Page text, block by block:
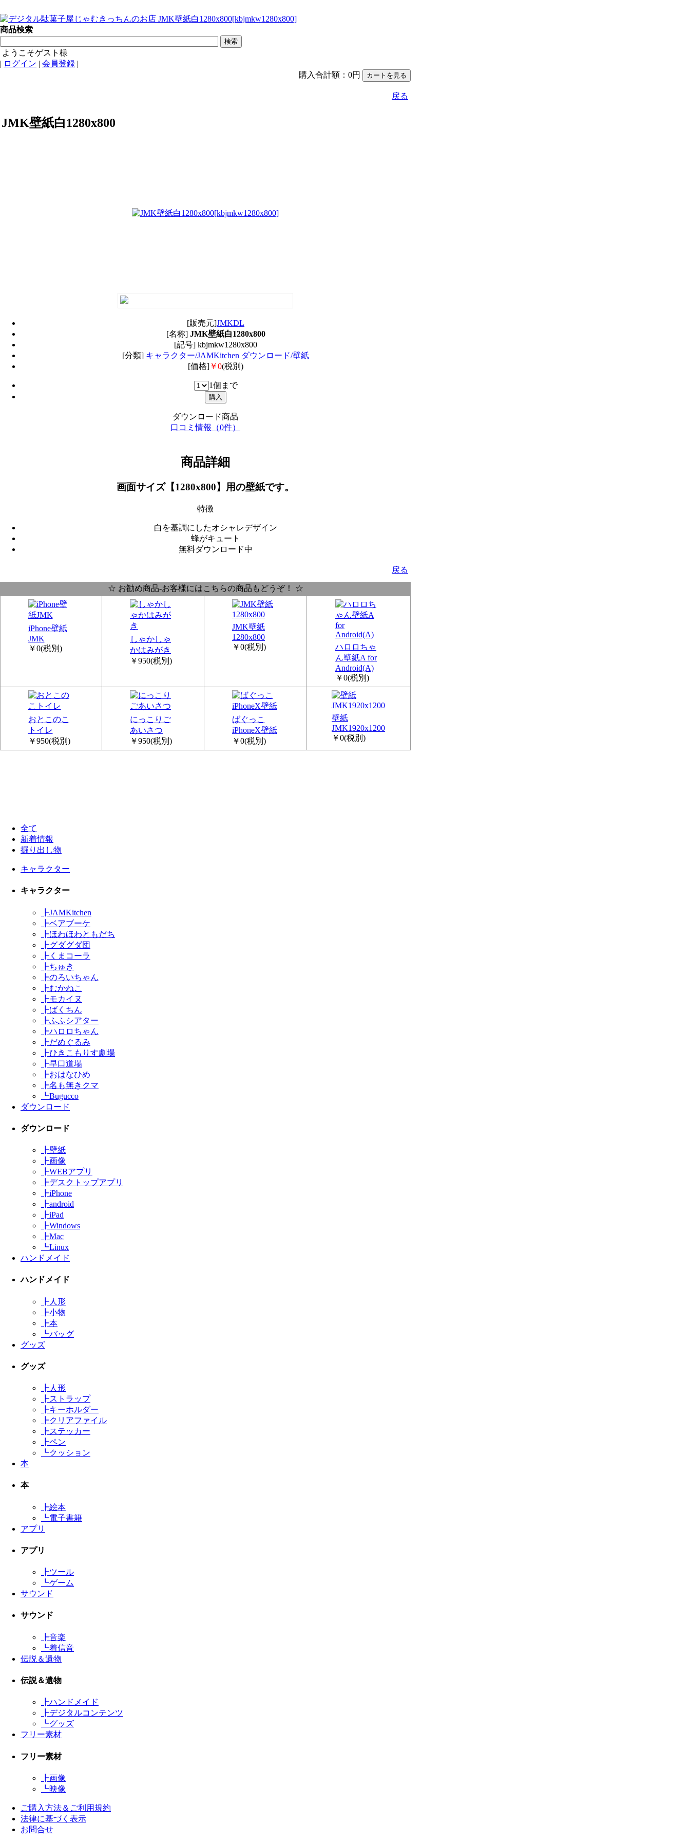
商品検索
ようこそゲスト様
| ログイン | 会員登録 |
購入合計額：0円
戻る
JMK壁紙白1280x800
[販売元]JMKDL
[名称] JMK壁紙白1280x800
[記号] kbjmkw1280x800
[分類] キャラクター/JAMKitchen ダウンロード/壁紙
[価格] ￥0(税別)
1個まで
ダウンロード商品
口コミ情報（0件）
商品詳細
画面サイズ【1280x800】用の壁紙です。
特徴
白を基調にしたオシャレデザイン
蜂がキュート
無料ダウンロード中
戻る
☆ お勧め商品-お客様にはこちらの商品もどうぞ！ ☆
iPhone壁紙
JMK
￥0(税別)
しゃかしゃ
かはみがき
￥950(税別)
JMK壁紙
1280x800
￥0(税別)
ハロロちゃ
ん壁紙A for
Android(A)
￥0(税別)
おとこのこ
トイレ
￥950(税別)
にっこりご
あいさつ
￥950(税別)
ばぐっこ
iPhoneX壁紙
￥0(税別)
壁紙
JMK1920x1200
￥0(税別)
全て
新着情報
掘り出し物
キャラクター
キャラクター
┣JAMKitchen
┣ベアブーケ
┣ほわほわともだち
┣グダグダ団
┣ くまコーラ
┣ちゅき
┣のろいちゃん
┣むかねこ
┣モカイヌ
┣ばくちん
┣ふふシアター
┣ハロロちゃん
┣だめぐるみ
┣ひきこもりす劇場
┣早口道場
┣おはなひめ
┣名も無きクマ
┗Bugucco
ダウンロード
ダウンロード
┣壁紙
┣画像
┣WEBアプリ
┣デスクトップアプリ
┣iPhone
┣android
┣iPad
┣Windows
┣Mac
┗Linux
ハンドメイド
ハンドメイド
┣人形
┣小物
┣本
┗バッグ
グッズ
グッズ
┣人形
┣ストラップ
┣キーホルダー
┣クリアファイル
┣ステッカー
┣ペン
┗クッション
本
本
┣絵本
┗電子書籍
アプリ
アプリ
┣ツール
┗ゲーム
サウンド
サウンド
┣音楽
┗着信音
伝説＆遺物
伝説＆遺物
┣ハンドメイド
┣デジタルコンテンツ
┗グッズ
フリー素材
フリー素材
┣画像
┗映像
ご購入方法＆ご利用規約
法律に基づく表示
お問合せ